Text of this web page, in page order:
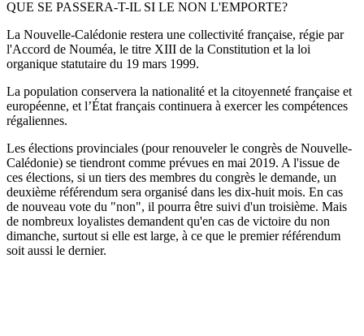
QUE SE PASSERA-T-IL SI LE NON L'EMPORTE?
La Nouvelle-Calédonie restera une collectivité française, régie par
l'Accord de Nouméa, le titre XIII de la Constitution et la loi
organique statutaire du 19 mars 1999.
La population conservera la nationalité et la citoyenneté française et
européenne, et l’État français continuera à exercer les compétences
régaliennes.
Les élections provinciales (pour renouveler le congrès de Nouvelle-
Calédonie) se tiendront comme prévues en mai 2019. A l'issue de
ces élections, si un tiers des membres du congrès le demande, un
deuxième référendum sera organisé dans les dix-huit mois. En cas
de nouveau vote du "non", il pourra être suivi d'un troisième. Mais
de nombreux loyalistes demandent qu'en cas de victoire du non
dimanche, surtout si elle est large, à ce que le premier référendum
soit aussi le dernier.